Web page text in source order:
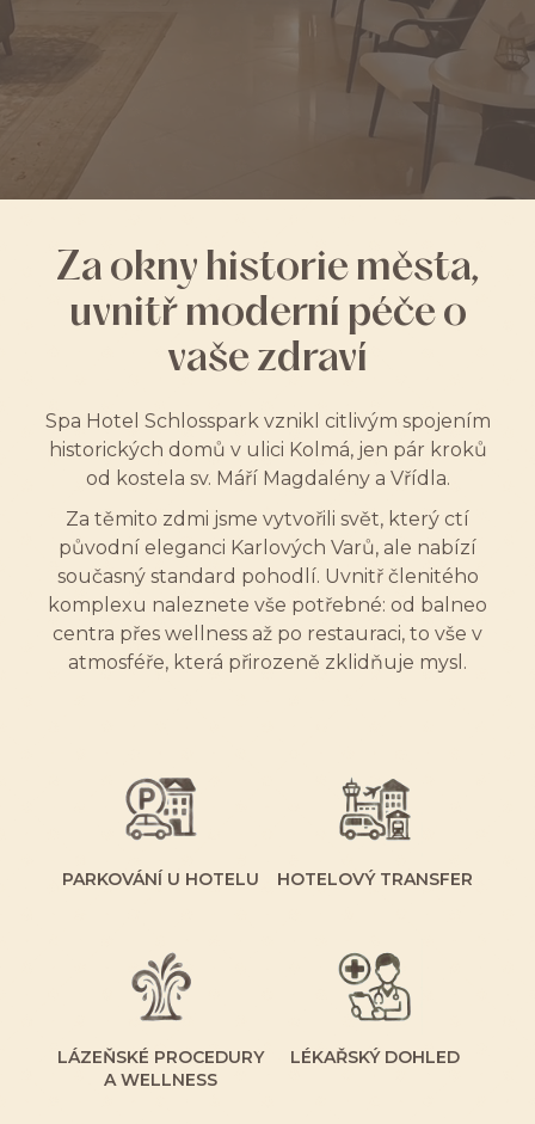
Za okny historie města,
uvnitř moderní péče o
vaše zdraví
Spa Hotel Schlosspark vznikl citlivým spojením
historických domů v ulici Kolmá, jen pár kroků
od kostela sv. Máří Magdalény a Vřídla.
Za těmito zdmi jsme vytvořili svět, který ctí
původní eleganci Karlových Varů, ale nabízí
současný standard pohodlí. Uvnitř členitého
komplexu naleznete vše potřebné: od balneo
centra přes wellness až po restauraci, to vše v
atmosféře, která přirozeně zklidňuje mysl.
PARKOVÁNÍ U HOTELU HOTELOVÝ TRANSFER
LÁZEŇSKÉ PROCEDURY
A WELLNESS
LÉKAŘSKÝ DOHLED